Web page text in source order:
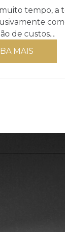
tempo, a
de custos....
MAIS